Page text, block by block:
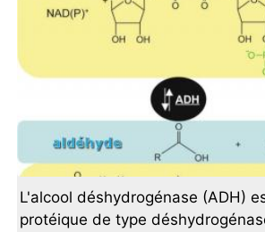
L'alcool déshydrogénase (ADH)
protéique de type